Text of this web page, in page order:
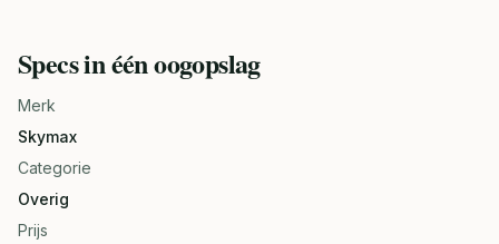
Specs in één oogopslag
Merk
Skymax
Categorie
Overig
Prijs